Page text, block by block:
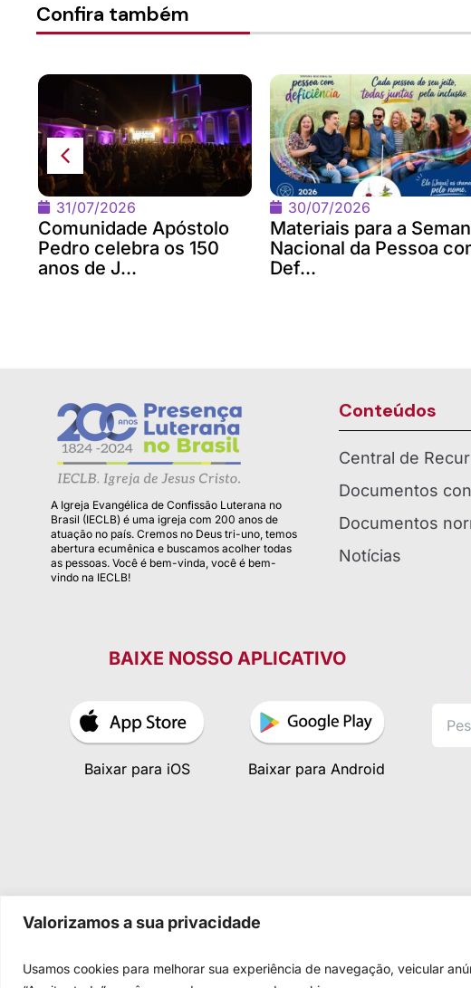
Valorizamos a sua privacidade
Usamos cookies para melhorar sua experiência de navegação, veicular
Confira também
31/07/2026
Comunidade Apóstolo
Pedro celebra os 150
anos de J...
30/07/2026
Materiais para a
Nacional da Pessoa
Def...
A Igreja Evangélica de Confissão Luterana no
Brasil (IECLB) é uma igreja com 200 anos de
atuação no país. Cremos no Deus tri-uno, temos
abertura ecumênica e buscamos acolher todas
as pessoas. Você é bem-vinda, você é bem-
vindo na IECLB!
Conteúdos
Central de
Documentos
Documentos
Notícias
BAIXE NOSSO APLICATIVO
Baixar para iOS Baixar para Android